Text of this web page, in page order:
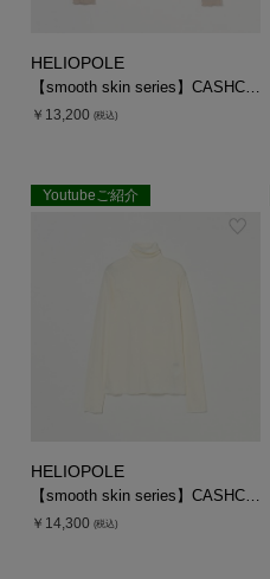
HELIOPOLE
【smooth skin series】CASHCOTTON CREW
￥13,200 (税込)
Youtubeご紹介
HELIOPOLE
【smooth skin series】CASHCOTTON TURTLE
￥14,300 (税込)